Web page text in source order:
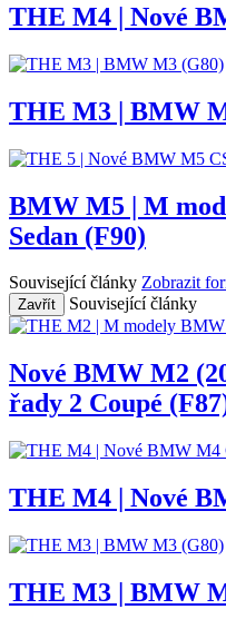
THE M4 | Nové
THE M3 | BMW
BMW M5 | M
Sedan (F90)
Související články Zobrazit
Zavřít Související články
Nové BMW M2
řady 2 Coupé
THE M4 | Nové
THE M3 | BMW